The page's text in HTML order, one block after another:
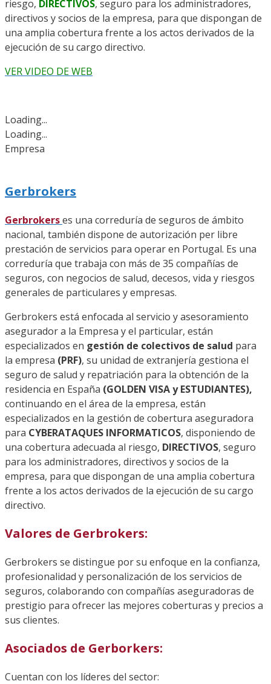
riesgo, DIRECTIVOS, seguro para los administradores,
directivos y socios de la empresa, para que dispongan de
una amplia cobertura frente a los actos derivados de la
ejecución de su cargo directivo.
VER VIDEO DE WEB
Loading...
Loading...
Empresa
Gerbrokers
Gerbrokerses una correduría de seguros de ámbito
nacional, también dispone de autorización per libre
prestación de servicios para operar en Portugal. Es una
correduría que trabaja con más de 35 compañías de
seguros, con negocios de salud, decesos, vida y riesgos
generales de particulares y empresas.
Gerbrokers está enfocada al servicio y asesoramiento
asegurador a la Empresa y el particular, están
especializados en gestión de colectivos de salud para
la empresa (PRF), su unidad de extranjería gestiona el
seguro de salud y repatriación para la obtención de la
residencia en España (GOLDEN VISA y ESTUDIANTES),
continuando en el área de la empresa, están
especializados en la gestión de cobertura aseguradora
para CYBERATAQUES INFORMATICOS, disponiendo de
una cobertura adecuada al riesgo, DIRECTIVOS, seguro
para los administradores, directivos y socios de la
empresa, para que dispongan de una amplia cobertura
frente a los actos derivados de la ejecución de su cargo
directivo.
Valores de Gerbrokers:
Gerbrokers se distingue por su enfoque en la confianza,
profesionalidad y personalización de los servicios de
seguros, colaborando con compañías aseguradoras de
prestigio para ofrecer las mejores coberturas y precios a
sus clientes.
Asociados de Gerborkers:
Cuentan con los líderes del sector: